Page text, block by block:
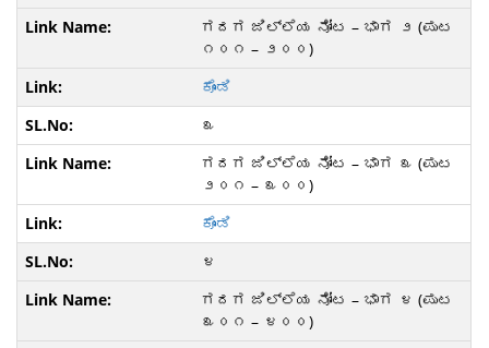
ಗದಗ ಜಿಲ್ಲೆಯ ನೋಟ – ಭಾಗ ೨ (ಪುಟ
೧೦೧ – ೨೦೦)
ಕೊಂಡಿ
೩
ಗದಗ ಜಿಲ್ಲೆಯ ನೋಟ – ಭಾಗ ೩ (ಪುಟ
೨೦೧ – ೩೦೦)
ಕೊಂಡಿ
೪
ಗದಗ ಜಿಲ್ಲೆಯ ನೋಟ – ಭಾಗ ೪ (ಪುಟ
೩೦೧ – ೪೦೦)